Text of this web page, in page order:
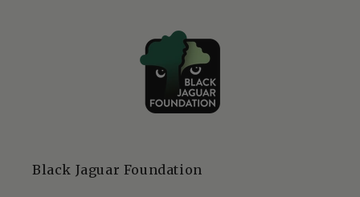
Black Jaguar Foundation